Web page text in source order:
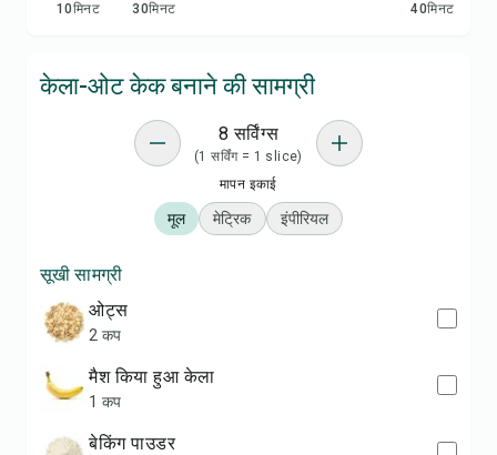
10मिनट
30मिनट
40मिनट
केला-ओट केक बनाने की सामग्री
8 सर्विंग्स
(1 सर्विंग = 1 slice)
मापन इकाई
मूल मेट्रिक इंपीरियल
सूखी सामग्री
ओट्स
2 कप
मैश किया हुआ केला
1 कप
बेकिंग पाउडर